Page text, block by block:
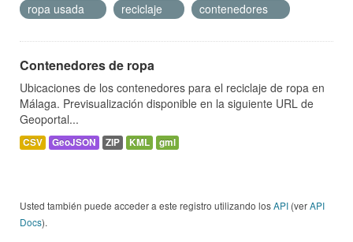
ropa usada
reciclaje contenedores
Contenedores de ropa
Ubicaciones de los contenedores para el reciclaje de ropa en
Málaga. Previsualización disponible en la siguiente URL de
Geoportal...
CSV GeoJSON ZIP KML gml
Usted también puede acceder a este registro utilizando losAPI (verAPI
Docs).